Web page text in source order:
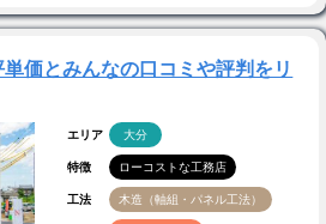
価とみんなの口コミや評判をリ
エリア 大分
特徴 ローコストな工務店
工法 木造（軸組・パネル工法）